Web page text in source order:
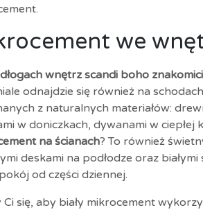
we
wnętrz scandi boho
odnajdzie się również na
z naturalnych materiałów:
w doniczkach, dywanami w
na ścianach? To również
deskami na podłodze oraz
od części dziennej.
się, aby biały mikrocement